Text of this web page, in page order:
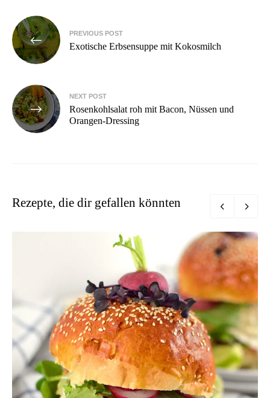
Beitragsnavigation
PREVIOUS POST
Exotische Erbsensuppe mit Kokosmilch
NEXT POST
Rosenkohlsalat roh mit Bacon, Nüssen und
Orangen-Dressing
Rezepte, die dir gefallen könnten